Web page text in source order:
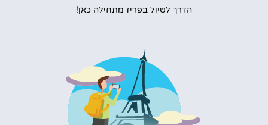
הדרך לטיול בפריז מתחילה כאן!